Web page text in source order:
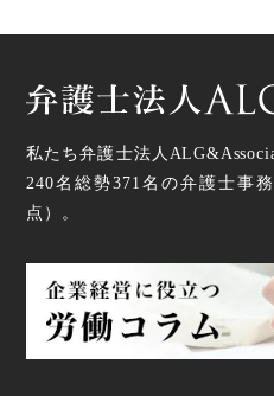
私たち弁護士法人
240名総勢371 名の弁護士事
点 ）。